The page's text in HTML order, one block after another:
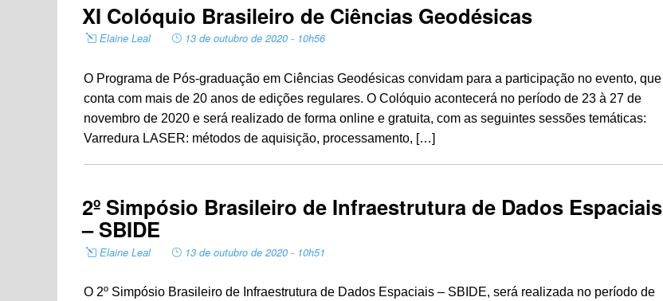
XI Colóquio Brasileiro de Ciências Geodésicas
Elaine Leal 13 de outubro de 2020 - 10h56
O Programa de Pós-graduação em Ciências Geodésicas convidam para a participação no evento, que
conta com mais de 20 anos de edições regulares. O Colóquio acontecerá no período de 23 à 27 de
novembro de 2020 e será realizado de forma online e gratuita, com as seguintes sessões temáticas:
Varredura LASER: métodos de aquisição, processamento, […]
2º Simpósio Brasileiro de Infraestrutura de Dados Espaciais
– SBIDE
Elaine Leal 13 de outubro de 2020 - 10h51
O 2º Simpósio Brasileiro de Infraestrutura de Dados Espaciais – SBIDE, será realizada no período de